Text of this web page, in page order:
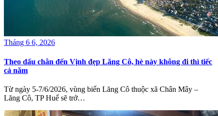
Tháng 6 6, 2026
Theo dấu chân đến Vịnh đẹp Lăng Cô, hè này không đi thì tiếc
cả năm
Từ ngày 5-7/6/2026, vùng biển Lăng Cô thuộc xã Chân Mây –
Lăng Cô, TP Huế sẽ trở…